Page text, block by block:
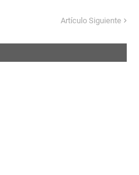
Artículo Siguiente